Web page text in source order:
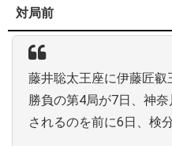
対局前
藤井聡太王座に伊藤匠
勝負の第4局が7日、神
されるのを前に6日、検